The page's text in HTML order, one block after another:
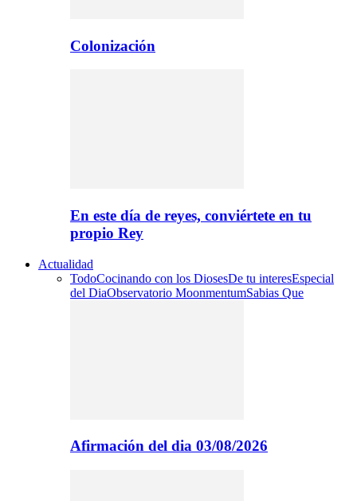
Colonización
En este día de reyes, conviértete en tu
propio Rey
Actualidad
TodoCocinando con los DiosesDe tu interesEspecial
del DiaObservatorio MoonmentumSabias Que
Afirmación del dia 03/08/2026